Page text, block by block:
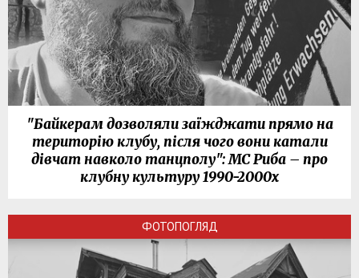
"Байкерам дозволяли заїжджати прямо на
територію клубу, після чого вони катали
дівчат навколо танцполу": МС Риба – про
клубну культуру 1990-2000х
ФОТОПОГЛЯД